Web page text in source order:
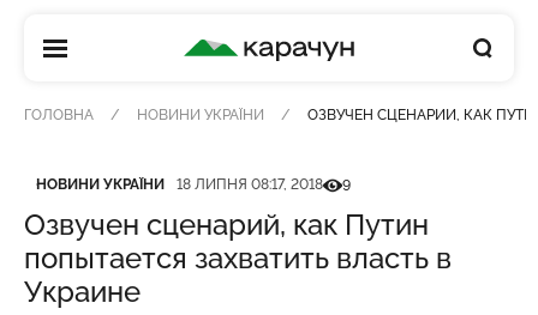
КАРАЧУН
ГОЛОВНА НОВИНИ УКРАЇНИ ОЗВУЧЕН СЦЕНАРИЙ, КАК
Категорія
НОВИНИ УКРАЇНИ
Дата публікації 18 ЛИПНЯ 08:17, 2018Кількість переглядів
9
Озвучен сценарий, как Путин
попытается захватить власть в
Украине